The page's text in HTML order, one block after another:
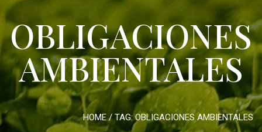
OBLIGACIONES
AMBIENTALES
HOME/ TAG:OBLIGACIONES AMBIENTALES